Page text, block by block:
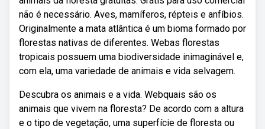
não é necessário. Aves, mamíferos, répteis e anfíbios.
Originalmente a mata atlântica é um bioma formado por
florestas nativas de diferentes. Webas florestas
tropicais possuem uma biodiversidade inimaginável e,
com ela, uma variedade de animais e vida selvagem.
Descubra os animais e a vida. Webquais são os
animais que vivem na floresta? De acordo com a altura
e o tipo de vegetação, uma superfície de floresta ou